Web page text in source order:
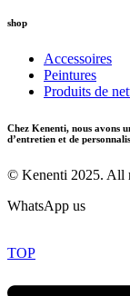
shop
Accessoires
Peintures
Produits de
Chez Kenenti, nous avons
d’entretien et de
© Kenenti 2025. All
WhatsApp us
TOP